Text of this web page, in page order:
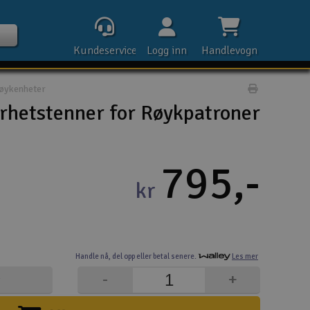
Handlevogn
Logg inn
Kundeservice
for Røykpatroner
Handle nå, del opp eller betal senere. Les mer
kr 795,-
+
-